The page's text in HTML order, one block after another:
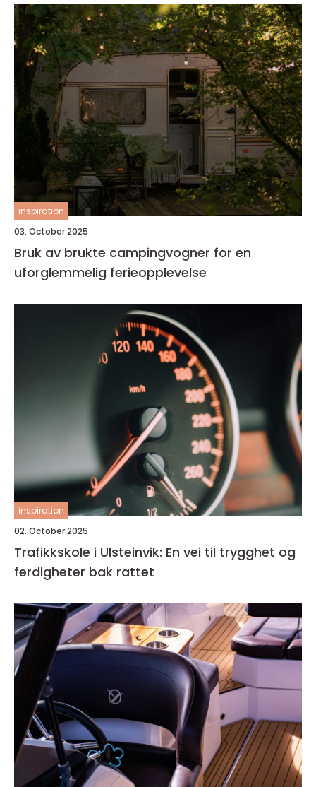
inspiration
03. October 2025
Bruk av brukte campingvogner for en
uforglemmelig ferieopplevelse
inspiration
02. October 2025
Trafikkskole i Ulsteinvik: En vei til trygghet og
ferdigheter bak rattet